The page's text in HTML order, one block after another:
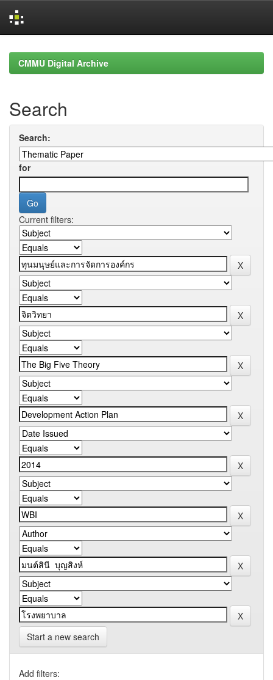
navigationCMMU Digital Archive
Search
Search:
for
Current filters:
Start a new search
Add filters: